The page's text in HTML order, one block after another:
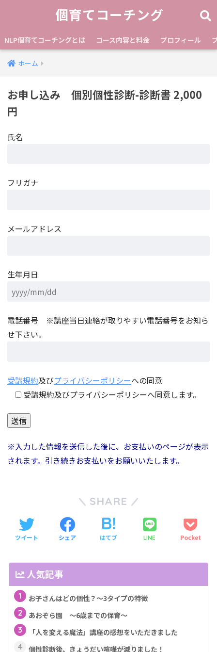
個育てコーチング
NLP個育てコーチングとは コース内容と料金 プロフィール
ホーム
お申し込み 個別個性診断-診断書 2,000
円
氏名
フリガナ
メールアドレス
生年月日
電話番号 ※講座当日連絡が取りやすい電話番号をお知ら
せ下さい。
受講規約及びプライバシーポリシーへの同意
受講規約及びプライバシーポリシーへ同意します。
※入力した情報を送信した後に、お支払いのページが表示
されます。引き続きお支払いをお願いいたします。
SHARE
ツイート シェア はてブ LINE Pocket
人気記事
1
お子さんはどの個性？～3タイプの特徴
2
あおぞら園 ～6歳までの保育～
3
「人を変える魔法」講座の感想をいただきました
4
個性診断後、きょうだい喧嘩が減りました！